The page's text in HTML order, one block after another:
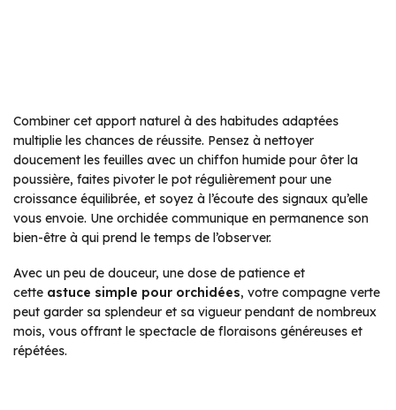
Combiner cet apport naturel à des habitudes adaptées
multiplie les chances de réussite. Pensez à nettoyer
doucement les feuilles avec un chiffon humide pour ôter la
poussière, faites pivoter le pot régulièrement pour une
croissance équilibrée, et soyez à l’écoute des signaux qu’elle
vous envoie. Une orchidée communique en permanence son
bien-être à qui prend le temps de l’observer.
Avec un peu de douceur, une dose de patience et
cette astuce simple pour orchidées, votre compagne verte
peut garder sa splendeur et sa vigueur pendant de nombreux
mois, vous offrant le spectacle de floraisons généreuses et
répétées.